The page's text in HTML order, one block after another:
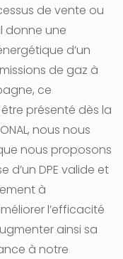
de vente ou
donne une
d’un
de gaz à
ce
présenté dès la
nous nous
nous proposons
DPE valide et
à
l’efficacité
ainsi sa
à notre